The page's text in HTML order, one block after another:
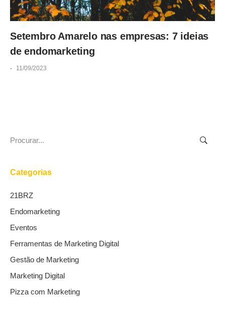
Setembro Amarelo nas empresas: 7 ideias
de endomarketing
- 11/09/2023
for:
Categorias
21BRZ
Endomarketing
Eventos
Ferramentas de Marketing Digital
Gestão de Marketing
Marketing Digital
Pizza com Marketing